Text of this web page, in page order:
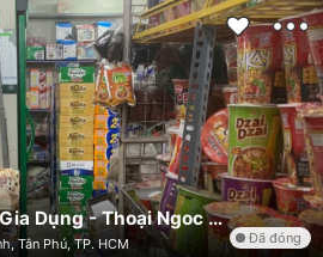
Bách Hoá Bảo Vy - Đồ Gia Dụng - Thoại Ngoc Hầu
Tân Phú, TP. HCM Đã đóng